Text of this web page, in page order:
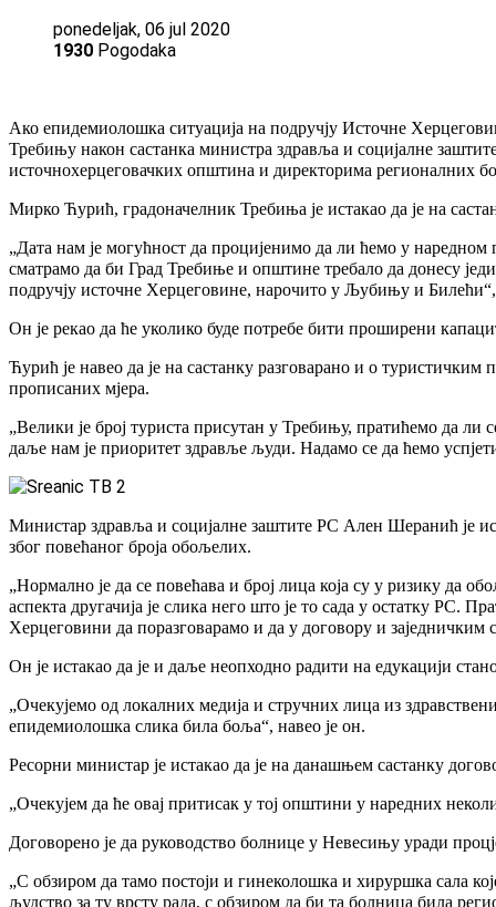
ponedeljak, 06 jul 2020
1930 Pogodaka
Ако епидемиолошка ситуација на подручју Источне
Требињу након састанка министра здравља и социјалне
источнохерцеговачких општина и директорима регионалних
Мирко Ћурић, градоначелник Требиња је истакао да је на
„Дата нам је могућност да процијенимо да ли ћемо у
сматрамо да би Град Требиње и општине требало да донесу
подручју источне Херцеговине, нарочито у Љубињу и
Он је рекао да ће уколико буде потребе бити проширени
Ћурић је навео да је на састанку разговарано и о
прописаних мјера.
„Велики је број туриста присутан у Требињу, пратићемо да
даље нам је приоритет здравље људи. Надамо се да ћемо
Министар здравља и социјалне заштите РС Ален Шеранић је
због повећаног броја обољелих.
„Нормално је да се повећава и број лица која су у ризику да
аспекта другачија је слика него што је то сада у остатку РС.
Херцеговини да поразговарамо и да у договору и
Он је истакао да је и даље неопходно радити на едукацији
„Очекујемо од локалних медија и стручних лица из
епидемиолошка слика била боља“, навео је он.
Ресорни министар је истакао да је на данашњем састанку
„Очекујем да ће овај притисак у тој општини у наредних
Договорено је да руководство болнице у Невесињу уради
„С обзиром да тамо постоји и гинеколошка и хируршка сала
људство за ту врсту рада, с обзиром да би та болница била